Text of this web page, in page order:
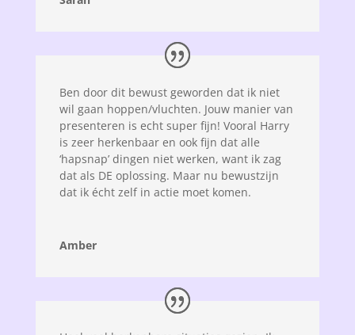
Ben door dit bewust geworden dat ik niet
wil gaan hoppen/vluchten. Jouw manier van
presenteren is echt super fijn! Vooral Harry
is zeer herkenbaar en ook fijn dat alle
‘hapsnap’ dingen niet werken, want ik zag
dat als DE oplossing. Maar nu bewustzijn
dat ik écht zelf in actie moet komen.
Amber